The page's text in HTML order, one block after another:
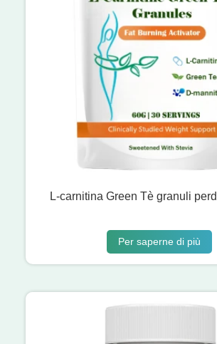
L-carnitina Green Tè granuli
Per saperne di più